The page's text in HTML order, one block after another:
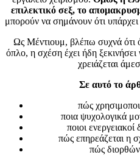
επιλεκτικό σεξ, το
μπορούν να σημάνουν ότι
Ως Μέντιουμ, βλέπω συχνά ότι
όπλο, η σχέση έχει ήδη ξεκινήσει
χρειάζεται
Σε αυτό το
πώς
ποια ψυχολογικά
ποιοι
πώς επηρεάζεται η
πώς